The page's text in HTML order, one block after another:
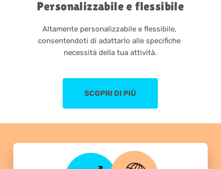
Personalizzabile e flessibile
Altamente personalizzabile e flessibile,
consentendoti di adattarlo alle specifiche
necessità della tua attività.
SCOPRI DI PIÙ